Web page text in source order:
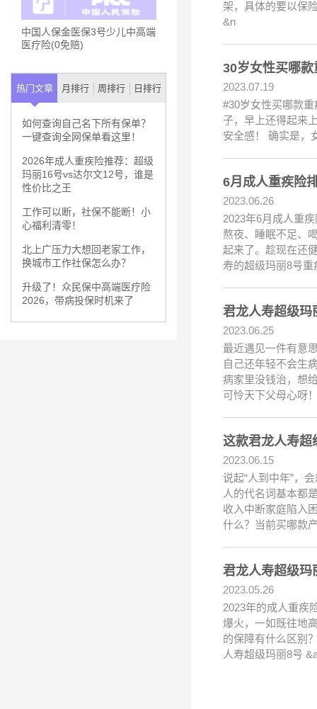
中国人保金医保3号少儿中高端
医疗险(0免赔)
热门文章 月排行 周排行 日排行
如何查询自己名下所有保单？
一键查询全网保单看这里！
2026年成人重疾险推荐：超级
玛丽16号vs达尔文12号，谁是
性价比之王
工作可以断，社保不能断！小
心福利清零！
北上广压力大想回老家工作，
换城市工作社保怎么办？
升级了！众民保中高端医疗险
2026，带病投保时机来了
架，具体的要以保
&n
30岁女性买哪
2023.07.19
#30岁女性买哪款
子，早上还得起来
安全感！ 确实是，
6月成人重疾险
2023.06.26
2023年6月成人重
熬夜、睡眠不足、
起来了。趁现在还
寿的超级玛丽8号重
君龙人寿超级玛
2023.06.25
最近遇见一件有意
自己还年轻不会生
病家里没钱治，想
可怜天下父母心呀
这款君龙人寿超
2023.06.15
说起“人到中年”，
人的代名词基本都
收入中断家庭陷入
什么？当前买哪款
君龙人寿超级玛
2023.05.26
2023年的成人重疾
爆火，一如既往地
的保障有什么区别
人寿超级玛丽8号